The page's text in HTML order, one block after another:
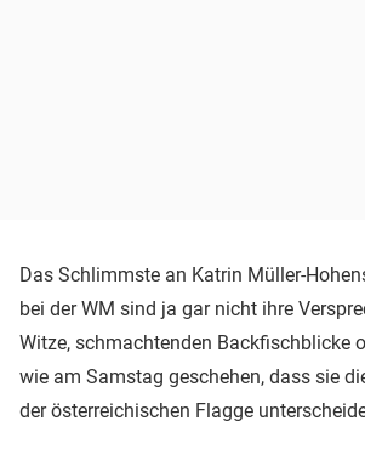
Das Schlimmste an Katrin Müller-
bei der WM sind ja gar nicht ihre
Witze, schmachtenden Backfischblicke
wie am Samstag geschehen, dass sie
der österreichischen Flagge